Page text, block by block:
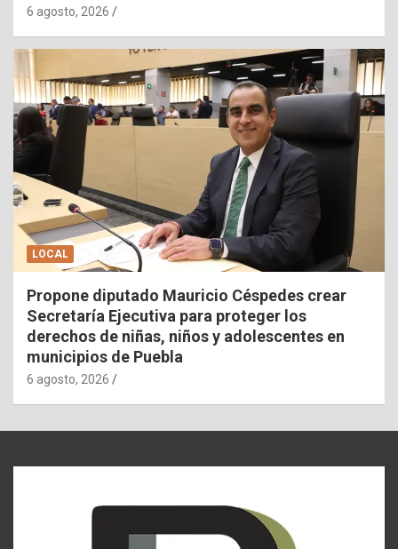
6 agosto, 2026
LOCAL
Propone diputado Mauricio Céspedes crear
Secretaría Ejecutiva para proteger los
derechos de niñas, niños y adolescentes en
municipios de Puebla
6 agosto, 2026